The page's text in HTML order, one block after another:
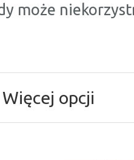
może
Więcej opcji
ZAPISZ